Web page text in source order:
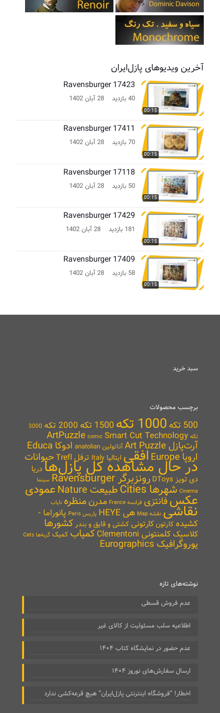
آخرین ویدیوهای پازل‌ایران
00:15
Ravensburger 17423
40 بازدید 28 آبان 1402
00:15
Ravensburger 17411
70 بازدید 28 آبان 1402
00:15
Ravensburger 17118
50 بازدید 28 آبان 1402
00:15
Ravensburger 17429
181 بازدید 28 آبان 1402
00:15
Ravensburger 17409
58 بازدید 28 آبان 1402
سبد خرید
برچسب محصولات
500 تکه 1000 تکه 1500 تکه 2000 تکه
3000
تکه
ArtPuzzle comic Smart Cut Technology
آرت‌پازل Art Puzzle آناتولین anatolian ادوکا Educa
اروپا Europe افقی ایتالیا Italy ترفل Trefl حیواناتدر حال مشاهده کل پازل‌هادریا
دی تویز DToys
رونزبرگر Ravensburger
سینما
Cinema شهرها Cities طبیعت Nature عمودی
عکسفانتزی فرانسه France مدرنمنظره نایاب نقاشی نقشه Map هی HEYE پاریس Paris
پانوراما -
کشیده کارتونکارتونی کشتی و قایق و بندرکشورها
کلاسیککلمنتونی Clementoni کمیاب کمیک گربه‌ها Cats
یوروگرافیک Eurographics
نوشته‌های تازه
عدم فروش قسطی
اطلاعیه سلب مسئولیت از کالای غیر
عدم حضور در نمایشگاه کتاب ۱۴۰۴
ارسال سفارش‌های نوروز ۱۴۰۴
اخطار! “فروشگاه اینترنتی پازل‌ایران” هیچ قرعه‌کشی ندارد